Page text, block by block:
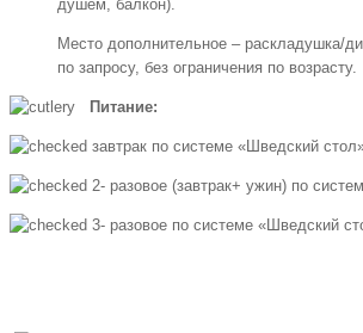
душем, балкон).
Место дополнительное – раскладушка/
по запросу, без ограничения по возрасту.
Питание:
завтрак по системе «Шведский
2- разовое (завтрак+ ужин) по
3- разовое по системе «Шведский